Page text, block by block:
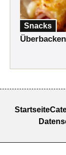
Snacks
Startseite